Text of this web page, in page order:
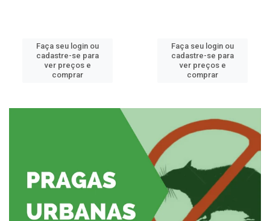
Faça seu login ou
cadastre-se para
ver preços e
comprar
Faça seu login ou
cadastre-se para
ver preços e
comprar